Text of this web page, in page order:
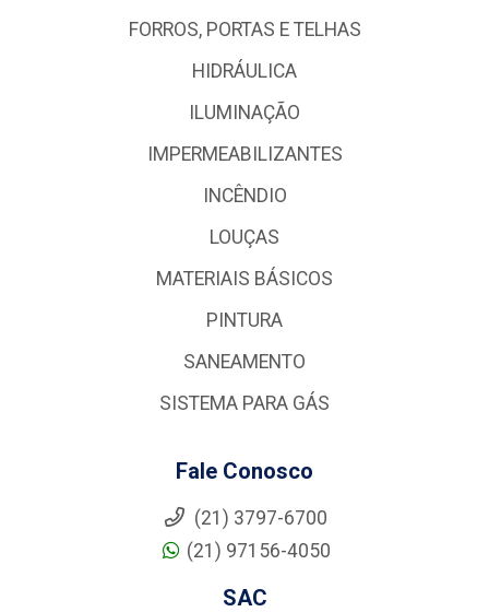
FORROS, PORTAS E TELHAS
HIDRÁULICA
ILUMINAÇÃO
IMPERMEABILIZANTES
INCÊNDIO
LOUÇAS
MATERIAIS BÁSICOS
PINTURA
SANEAMENTO
SISTEMA PARA GÁS
Fale Conosco
(21) 3797-6700
(21) 97156-4050
SAC